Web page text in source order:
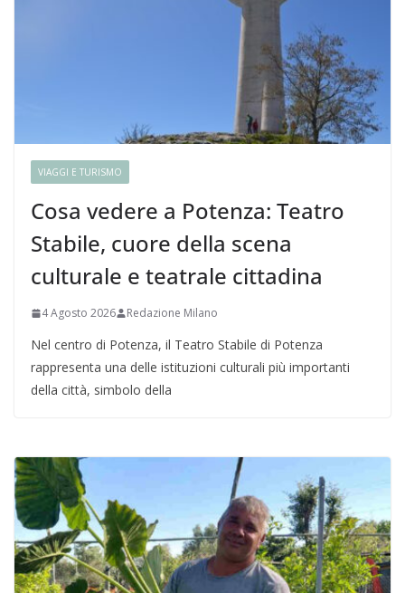
VIAGGI E TURISMO
Cosa vedere a Potenza: Teatro
Stabile, cuore della scena
culturale e teatrale cittadina
4 Agosto 2026 Redazione Milano
Nel centro di Potenza, il Teatro Stabile di Potenza
rappresenta una delle istituzioni culturali più importanti
della città, simbolo della